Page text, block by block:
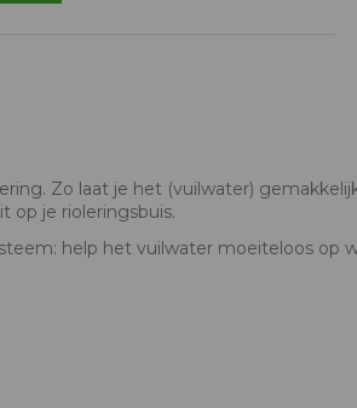
Zo laat je het (vuilwater)
op je rioleringsbuis.
help het vuilwater moeiteloos op